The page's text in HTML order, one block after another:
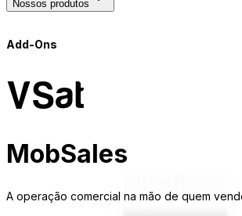
Nossos produtos
Add-Ons
VSat
MobSales
A operação comercial na mão de quem